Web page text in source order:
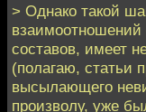
> Однако такой
составов, имеет
(полагаю, статьи
высылающего
произволу, уже